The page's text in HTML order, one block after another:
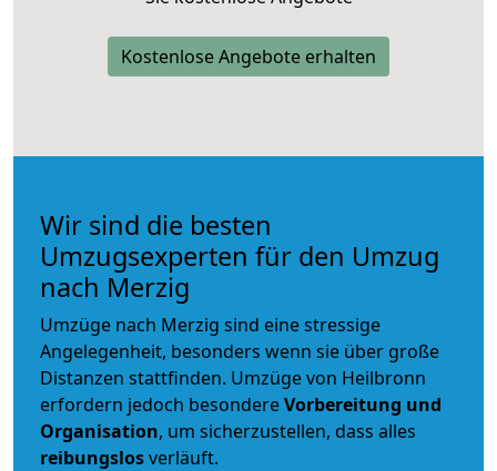
Kostenlose Angebote erhalten
Wir sind die besten
Umzugsexperten für den Umzug
nach Merzig
Umzüge nach Merzig sind eine stressige
Angelegenheit, besonders wenn sie über große
Distanzen stattfinden. Umzüge von Heilbronn
erfordern jedoch besondereVorbereitung und
Organisation, um sicherzustellen, dass alles
reibungslosverläuft.